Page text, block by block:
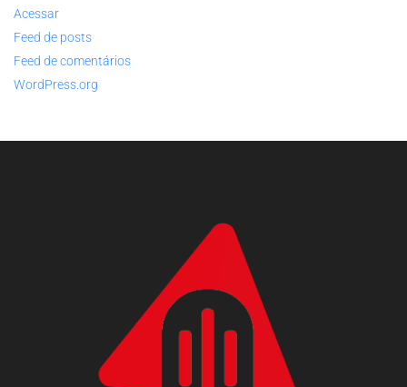
Acessar
Feed de posts
Feed de comentários
WordPress.org